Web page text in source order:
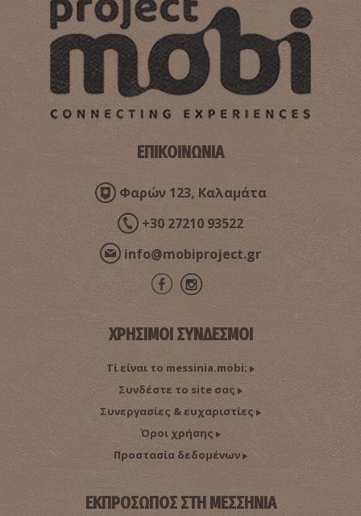
ΕΠΙΚΟΙΝΩΝΙΑ
Φαρών 123, Καλαμάτα
+30 27210 93522
info@mobiproject.gr
ΧΡΗΣΙΜΟΙ ΣΥΝΔΕΣΜΟΙ
Τί είναι το messinia.mobi;
Συνδέστε το site σας
Συνεργασίες & ευχαριστίες
Όροι χρήσης
Προστασία δεδομένων
ΕΚΠΡΟΣΩΠΟΣ ΣΤΗ ΜΕΣΣΗΝΙΑ